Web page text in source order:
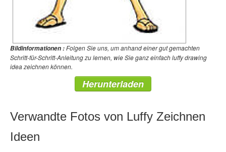
Bildinformationen :Folgen Sie uns, um anhand einer gut gemachten
Schritt-für-Schritt-Anleitung zu lernen, wie Sie ganz einfach luffy drawing
idea zeichnen können.
Herunterladen
Verwandte Fotos von Luffy Zeichnen
Ideen